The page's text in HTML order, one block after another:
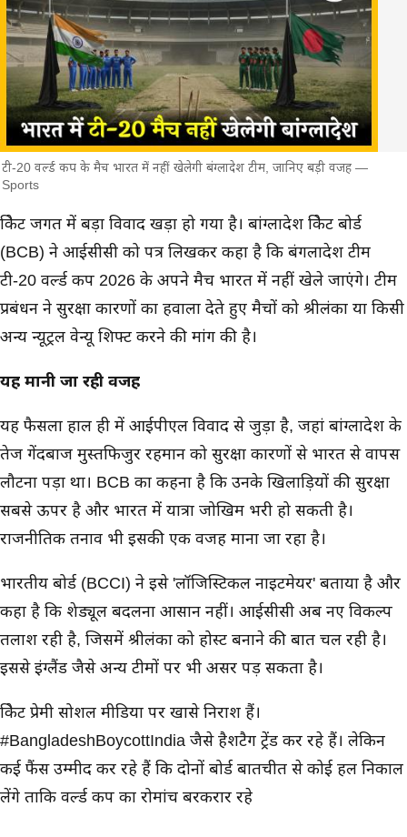
टी-20 वर्ल्ड कप के मैच भारत में नहीं खेलेगी बंग्लादेश टीम, जानिए बड़ी वजह —
Sports
मुख्य समाचार
क्रिकेट जगत में बड़ा विवाद खड़ा हो गया है। बांग्लादेश क्रिकेट बोर्ड
(BCB) ने आईसीसी को पत्र लिखकर कहा है कि बंगलादेश टीम
टी-20 वर्ल्ड कप 2026 के अपने मैच भारत में नहीं खेले जाएंगे। टीम
प्रबंधन ने सुरक्षा कारणों का हवाला देते हुए मैचों को श्रीलंका या किसी
अन्य न्यूट्रल वेन्यू शिफ्ट करने की मांग की है।
यह मानी जा रही वजह
यह फैसला हाल ही में आईपीएल विवाद से जुड़ा है, जहां बांग्लादेश के
तेज गेंदबाज मुस्तफिजुर रहमान को सुरक्षा कारणों से भारत से वापस
लौटना पड़ा था। BCB का कहना है कि उनके खिलाड़ियों की सुरक्षा
सबसे ऊपर है और भारत में यात्रा जोखिम भरी हो सकती है।
राजनीतिक तनाव भी इसकी एक वजह माना जा रहा है।
भारतीय बोर्ड (BCCI) ने इसे 'लॉजिस्टिकल नाइटमेयर' बताया है और
कहा है कि शेड्यूल बदलना आसान नहीं। आईसीसी अब नए विकल्प
तलाश रही है, जिसमें श्रीलंका को होस्ट बनाने की बात चल रही है।
इससे इंग्लैंड जैसे अन्य टीमों पर भी असर पड़ सकता है।
क्रिकेट प्रेमी सोशल मीडिया पर खासे निराश हैं।
#BangladeshBoycottIndia जैसे हैशटैग ट्रेंड कर रहे हैं। लेकिन
कई फैंस उम्मीद कर रहे हैं कि दोनों बोर्ड बातचीत से कोई हल निकाल
लेंगे ताकि वर्ल्ड कप का रोमांच बरकरार रहे